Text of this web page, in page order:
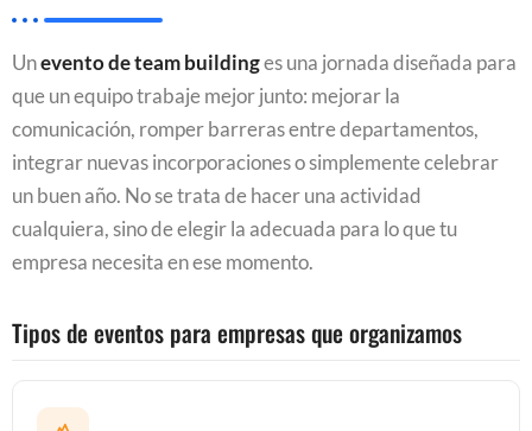
Unevento de team buildinges una jornada diseñada para
que un equipo trabaje mejor junto: mejorar la
comunicación, romper barreras entre departamentos,
integrar nuevas incorporaciones o simplemente celebrar
un buen año. No se trata de hacer una actividad
cualquiera, sino de elegir la adecuada para lo que tu
empresa necesita en ese momento.
Tipos de eventos para empresas que organizamos